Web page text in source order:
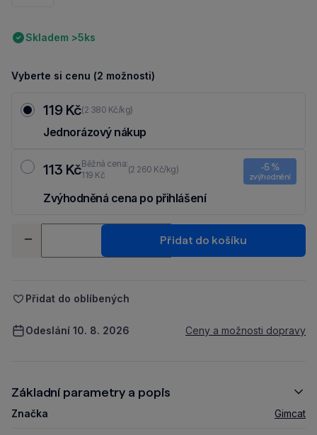
Skladem >5ks
Vyberte si cenu (2 možnosti)
119 Kč(2 380 Kč/kg)
Jednorázový nákup
113 KčBěžná cena:
119 Kč
(2 260 Kč/kg) -5 %
zvýhodnění
Zvýhodněná cena po přihlášení
-
+
Přidat do košíku
Přidat do oblíbených
Odeslání 10. 8. 2026 Ceny a možnosti dopravy
Základní parametry a popis
Značka Gimcat